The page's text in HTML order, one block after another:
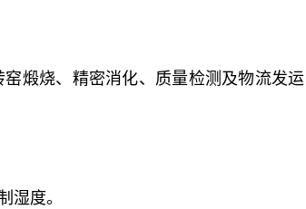
煅烧、精密消化、质量检测及物流发
湿度。